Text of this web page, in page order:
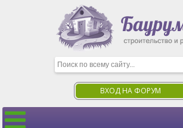
ВХОД НА ФОРУМ